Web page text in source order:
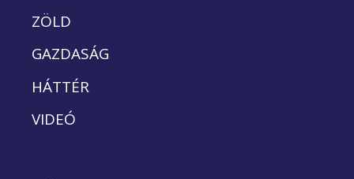
ZÖLD
GAZDASÁG
HÁTTÉR
VIDEÓ